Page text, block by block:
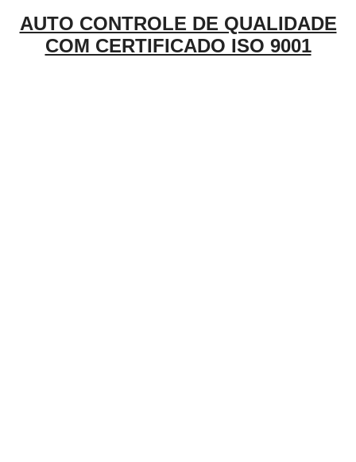
AUTO CONTROLE DE QUALIDADE
COM CERTIFICADO ISO 9001